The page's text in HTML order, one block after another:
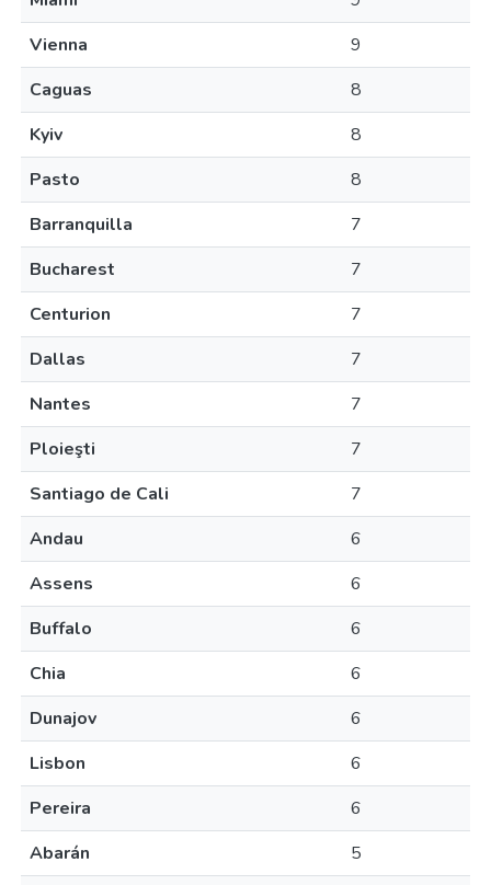
Vienna
9
Caguas
8
Kyiv
8
Pasto
8
Barranquilla
7
Bucharest
7
Centurion
7
Dallas
7
Nantes
7
Ploieşti
7
Santiago de Cali
7
Andau
6
Assens
6
Buffalo
6
Chia
6
Dunajov
6
Lisbon
6
Pereira
6
Abarán
5